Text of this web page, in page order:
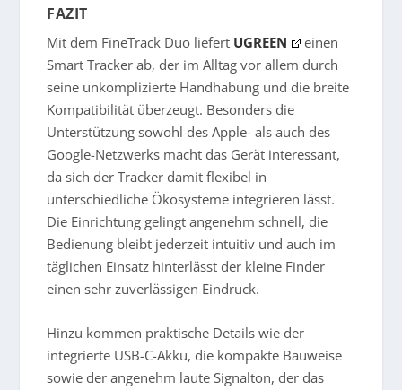
FAZIT
Mit dem FineTrack Duo liefert UGREEN
einen
Smart Tracker ab, der im Alltag vor allem durch
seine unkomplizierte Handhabung und die breite
Kompatibilität überzeugt. Besonders die
Unterstützung sowohl des Apple- als auch des
Google-Netzwerks macht das Gerät interessant,
da sich der Tracker damit flexibel in
unterschiedliche Ökosysteme integrieren lässt.
Die Einrichtung gelingt angenehm schnell, die
Bedienung bleibt jederzeit intuitiv und auch im
täglichen Einsatz hinterlässt der kleine Finder
einen sehr zuverlässigen Eindruck.
Hinzu kommen praktische Details wie der
integrierte USB-C-Akku, die kompakte Bauweise
sowie der angenehm laute Signalton, der das